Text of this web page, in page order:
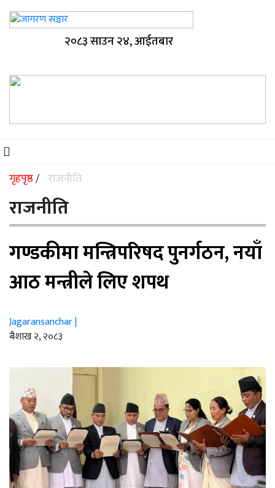
२०८३ साउन २४, आईतबार
गृहपृष्ठ/ राजनीति
राजनीति
गण्डकीमा मन्त्रिपरिषद पुनर्गठन, नयाँ
आठ मन्त्रीले लिए शपथ
Jagaransanchar |
ब‌ैशाख २, २०८३